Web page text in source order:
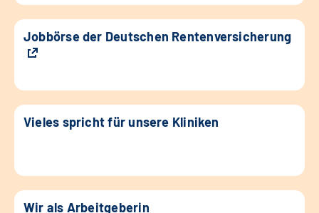
Jobbörse der Deutschen Rentenversicherung
Vieles spricht für unsere Kliniken
Wir als Arbeitgeberin